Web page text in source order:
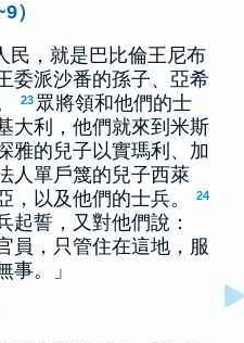
）
民，就是巴比倫王尼布
委派沙番的孫子、亞希
23 眾將領和他們的士
大利，他們就來到米斯
雅的兒子以實瑪利、加
人單戶篾的兒子西萊
，以及他們的士兵。
24
起誓，又對他們說：
員，只管住在這地，服
事。」